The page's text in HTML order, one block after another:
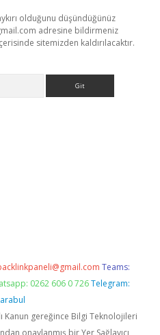
olduğunu düşündüğünüz
adresine bildirmeniz
sitemizden kaldırılacaktır.
Teams:
0262 606 0 726 Telegram:
Kanun gereğince Bilgi Teknolojileri
onaylanmış bir Yer Sağlayıcı